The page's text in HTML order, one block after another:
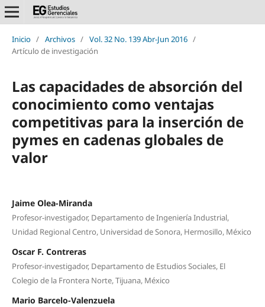
Inicio / Archivos / Vol. 32 No. 139 Abr-Jun 2016 /
Artículo de investigación
Las capacidades de absorción del
conocimiento como ventajas
competitivas para la inserción de
pymes en cadenas globales de
valor
Jaime Olea-Miranda
Profesor-investigador, Departamento de Ingeniería Industrial,
Unidad Regional Centro, Universidad de Sonora, Hermosillo, México
Oscar F. Contreras
Profesor-investigador, Departamento de Estudios Sociales, El
Colegio de la Frontera Norte, Tijuana, México
Mario Barcelo-Valenzuela